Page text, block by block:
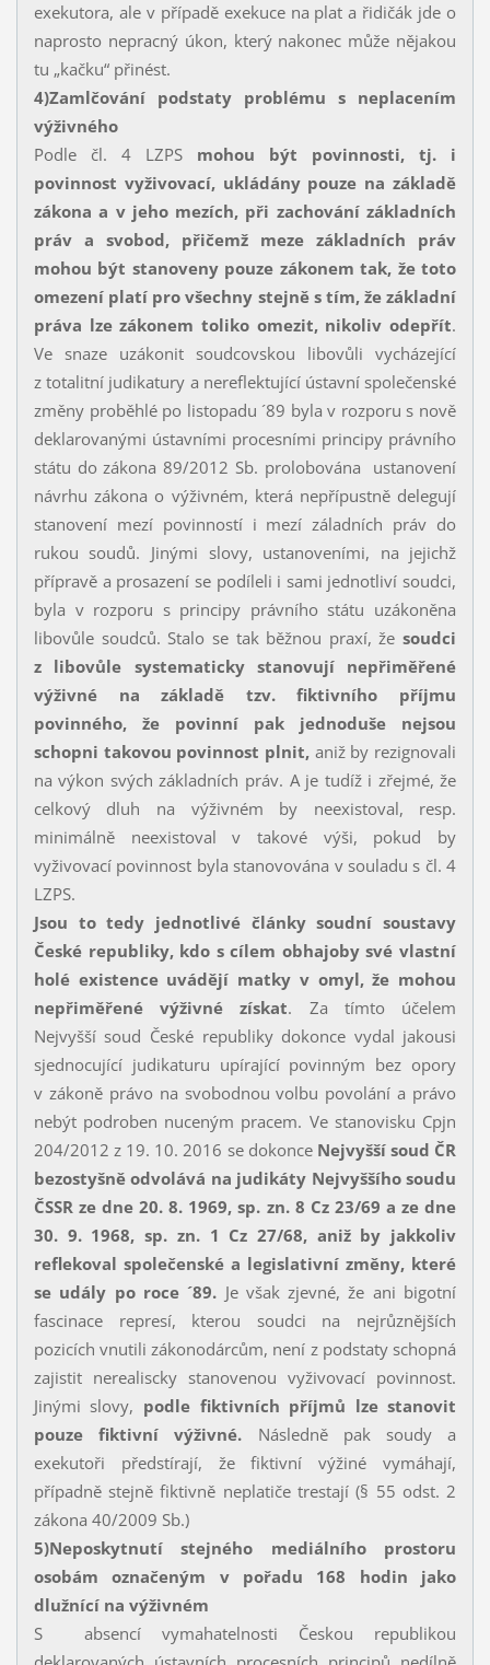
exekutora, ale v případě exekuce na plat a řidičák jde o
naprosto nepracný úkon, který nakonec může nějakou
tu „kačku“ přinést.
4)Zamlčování podstaty problému s neplacením
výživného
Podle čl. 4 LZPS mohou být povinnosti, tj. i
povinnost vyživovací, ukládány pouze na základě
zákona a v jeho mezích, při zachování základních
práv a svobod, přičemž meze základních práv
mohou být stanoveny pouze zákonem tak, že toto
omezení platí pro všechny stejně s tím, že základní
práva lze zákonem toliko omezit, nikoliv odepřít.
Ve snaze uzákonit soudcovskou libovůli vycházející
z totalitní judikatury a nereflektující ústavní společenské
změny proběhlé po listopadu ´89 byla v rozporu s nově
deklarovanými ústavními procesními principy právního
státu do zákona 89/2012 Sb. prolobována ustanovení
návrhu zákona o výživném, která nepřípustně delegují
stanovení mezí povinností i mezí záladních práv do
rukou soudů. Jinými slovy, ustanoveními, na jejichž
přípravě a prosazení se podíleli i sami jednotliví soudci,
byla v rozporu s principy právního státu uzákoněna
libovůle soudců. Stalo se tak běžnou praxí, žesoudci
z libovůle systematicky stanovují nepřiměřené
výživné na základě tzv. fiktivního příjmu
povinného, že povinní pak jednoduše nejsou
schopni takovou povinnost plnit, aniž by rezignovali
na výkon svých základních práv. A je tudíž i zřejmé, že
celkový dluh na výživném by neexistoval, resp.
minimálně neexistoval v takové výši, pokud by
vyživovací povinnost byla stanovována v souladu s čl. 4
LZPS.
Jsou to tedy jednotlivé články soudní soustavy
České republiky, kdo s cílem obhajoby své vlastní
holé existence uvádějí matky v omyl, že mohou
nepřiměřené výživné získat. Za tímto účelem
Nejvyšší soud České republiky dokonce vydal jakousi
sjednocující judikaturu upírající povinným bez opory
v zákoně právo na svobodnou volbu povolání a právo
nebýt podroben nuceným pracem. Ve stanovisku Cpjn
204/2012 z 19. 10. 2016 se dokonce Nejvyšší soud ČR
bezostyšně odvolává na judikáty Nejvyššího soudu
ČSSR ze dne 20. 8. 1969, sp. zn. 8 Cz 23/69 a ze dne
30. 9. 1968, sp. zn. 1 Cz 27/68, aniž by jakkoliv
reflekoval společenské a legislativní změny, které
se udály po roce ´89. Je však zjevné, že ani bigotní
fascinace represí, kterou soudci na nejrůznějších
pozicích vnutili zákonodárcům, není z podstaty schopná
zajistit nerealiscky stanovenou vyživovací povinnost.
Jinými slovy, podle fiktivních příjmů lze stanovit
pouze fiktivní výživné. Následně pak soudy a
exekutoři předstírají, že fiktivní výžiné vymáhají,
případně stejně fiktivně neplatiče trestají (§ 55 odst. 2
zákona 40/2009 Sb.)
5)Neposkytnutí stejného mediálního prostoru
osobám označeným v pořadu 168 hodin jako
dlužnící na výživném
S absencí vymahatelnosti Českou republikou